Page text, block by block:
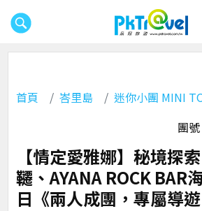
首頁 峇里島
迷你小團 MINI
團
【情定愛雅娜】秘境探
韆、AYANA ROCK BAR
日《兩人成團，專屬導遊